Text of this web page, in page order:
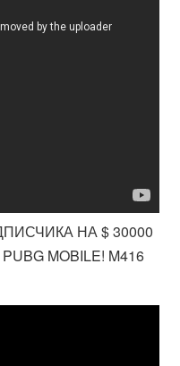
НА $ 30000
MOBILE! M416